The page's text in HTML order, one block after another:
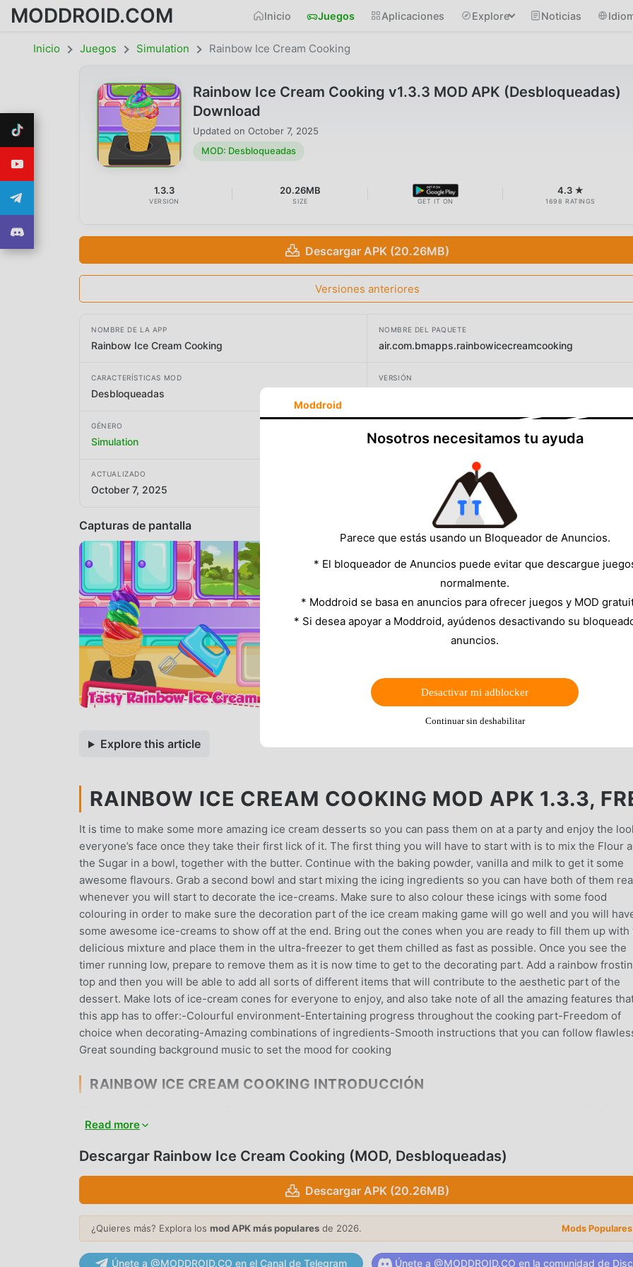
MODDROID.COM Inicio Juegos Aplicaciones Explore Noticias
Inicio Juegos Simulation Rainbow Ice Cream Cooking
Rainbow Ice Cream Cooking v1.3.3 MOD APK (Desbloqueadas)
Download
Updated on October 7, 2025
MOD: Desbloqueadas
1.3.3
VERSION
20.26MB
SIZE GET IT ON
4.3 ★
1698 RATINGS
Descargar APK (20.26MB)
Versiones anteriores
NOMBRE DE LA APP
Rainbow Ice Cream Cooking
NOMBRE DEL PAQUETE
air.com.bmapps.rainbowicecreamcooking
CARACTERÍSTICAS MOD
Desbloqueadas
VERSIÓN
GÉNERO
Simulation bmapps
ACTUALIZADO
October 7, 2025
Capturas de pantalla
Explore this article
RAINBOW ICE CREAM COOKING MOD APK 1.3.3,
It is time to make some more amazing ice cream desserts so you can pass them on at a party and enjoy the
everyone’s face once they take their first lick of it. The first thing you will have to start with is to mix the Flour
the Sugar in a bowl, together with the butter. Continue with the baking powder, vanilla and milk to get it some
awesome flavours. Grab a second bowl and start mixing the icing ingredients so you can have both of them
whenever you will start to decorate the ice-creams. Make sure to also colour these icings with some food
colouring in order to make sure the decoration part of the ice cream making game will go well and you will
some awesome ice-creams to show off at the end. Bring out the cones when you are ready to fill them up with
delicious mixture and place them in the ultra-freezer to get them chilled as fast as possible. Once you see the
timer running low, prepare to remove them as it is now time to get to the decorating part. Add a rainbow
top and then you will be able to add all sorts of different items that will contribute to the aesthetic part of the
dessert. Make lots of ice-cream cones for everyone to enjoy, and also take note of all the amazing features
this app has to offer:-Colourful environment-Entertaining progress throughout the cooking part-Freedom of
choice when decorating-Amazing combinations of ingredients-Smooth instructions that you can follow
Great sounding background music to set the mood for cooking
RAINBOW ICE CREAM COOKING INTRODUCCIÓN
todo el mundo que aman los juegos de simulation . Si desea descargar este juego, como el sitio de descarga de
última versión deRainbow Ice Cream Cooking1.3.3gratis, sino que también proporciona Free mod gratis,
ayudándote a ahorrar la tarea mecánica repetitiva en el juego, así que puedes concentrarte en disfrutar la
que trae el juego en sí. moddroid promete que cualquier mod de Rainbow Ice Cream Cooking no cobrará a los
moddroid, puede descargar e instalar Rainbow Ice Cream Cooking 1.3.3 con un solo clic. ¡Qué estás
descarga moddroid y juega!
Read more
Descargar Rainbow Ice Cream Cooking (MOD, Desbloqueadas)
Descargar APK (20.26MB)
¿Quieres más? Explora los mod APK más populares de 2026. Mods
Únete a @MODDROID.CO en el Canal de Telegram Únete a @MODDROID.CO en la comunidad de
Moddroid
Nosotros necesitamos tu ayuda
Parece que estás usando un Bloqueador de Anuncios.
* El bloqueador de Anuncios puede evitar que descargue
normalmente.
* Moddroid se basa en anuncios para ofrecer juegos y MOD
* Si desea apoyar a Moddroid, ayúdenos desactivando su
anuncios.
Desactivar mi adblocker
Continuar sin deshabilitar